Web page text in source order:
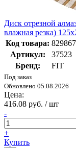
Диск отрезной
влажная резка)
Код товара:
Артикул:
37523
Бренд:
FIT
Под заказ
Обновлено 05.08.2026
Цена:
416.08 руб. / шт
-
+
Купить